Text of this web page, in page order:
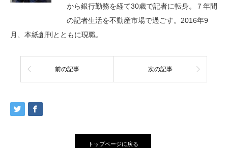
から銀行勤務を経て30歳で記者に転身。７年間
の記者生活を不動産市場で過ごす。2016年9
月、本紙創刊とともに現職。
前の記事 次の記事
トップページに戻る